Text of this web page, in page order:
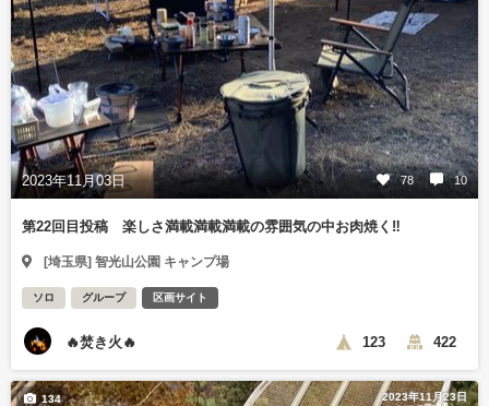
2023年11月03日 78 10
第22回目投稿 楽しさ満載満載満載の雰囲気の中お肉焼く‼️
[埼玉県] 智光山公園 キャンプ場
ソロ グループ 区画サイト
🔥焚き火🔥 123 422
2023年11月23日
134